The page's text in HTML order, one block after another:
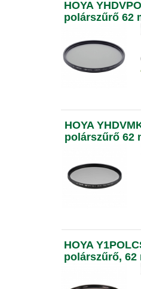
HOYA
polárszűrő 62
HOYA
polárszűrő 62
HOYA
polárszűrő, 62